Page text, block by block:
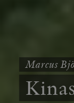
Marcus